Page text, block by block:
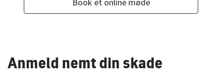
Book et online møde
Anmeld nemt din skade